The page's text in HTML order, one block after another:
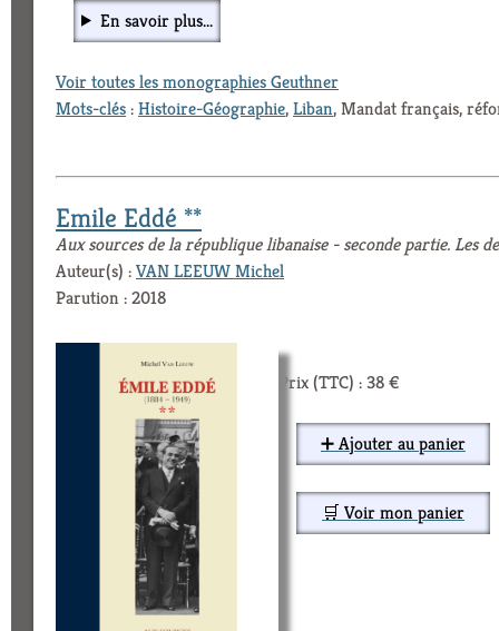
En savoir plus...
Voir toutes les monographies Geuthner
Mots-clés:Histoire-Géographie,Liban, Mandat français,
Emile Eddé **
Aux sources de la république libanaise - seconde partie. Les
Auteur(s) :VAN LEEUW Michel
Parution : 2018
Prix (TTC) : 38 €
➕ Ajouter au panier
🛒 Voir mon panier